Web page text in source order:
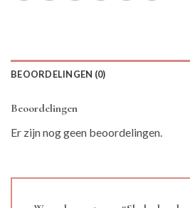
BEOORDELINGEN (0)
Beoordelingen
Er zijn nog geen beoordelingen.